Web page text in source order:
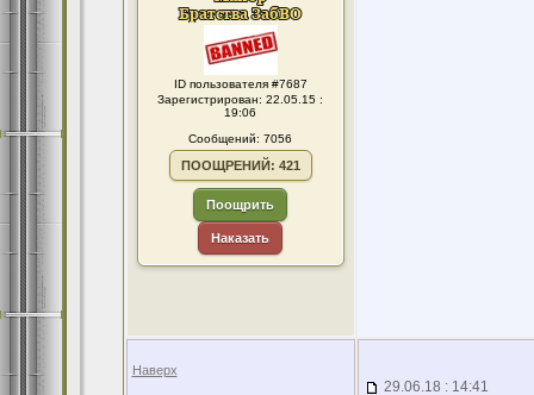
ID пользователя #7687
Зарегистрирован: 22.05.15 :
19:06
Сообщений: 7056
ПООЩРЕНИЙ: 421
Поощрить
Наказать
Наверх
29.06.18 : 14:41